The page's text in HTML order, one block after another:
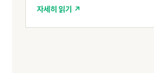
자세히 읽기 ↗